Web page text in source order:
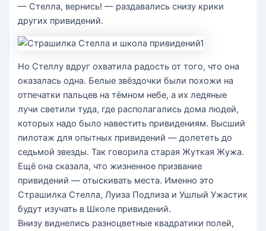
— Стелла, вернись! — раздавались снизу крики
других привидений.
Но Стеллу вдруг охватила радость от того, что она
оказалась одна. Белые звёздочки были похожи на
отпечатки пальцев на тёмном небе, а их ледяные
лучи светили туда, где располагались дома людей,
которых надо было навестить привидениям. Высший
пилотаж для опытных привидений — долететь до
седьмой звезды. Так говорила старая Жуткая Жужа.
Ещё она сказала, что жизненное призвание
привидений — отыскивать места. Именно это
Страшилка Стелла, Луиза Подлиза и Ушлый Ужастик
будут изучать в Школе привидений.
Внизу виднелись разноцветные квадратики полей,